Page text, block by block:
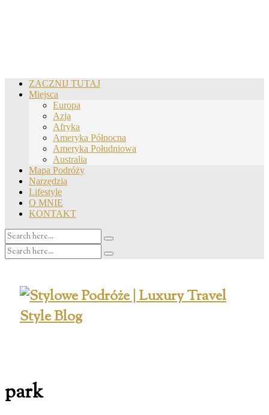
ZACZNIJ TUTAJ
Miejsca
Europa
Azja
Afryka
Ameryka Północna
Ameryka Południowa
Australia
Mapa Podróży
Narzędzia
Lifestyle
O MNIE
KONTAKT
park